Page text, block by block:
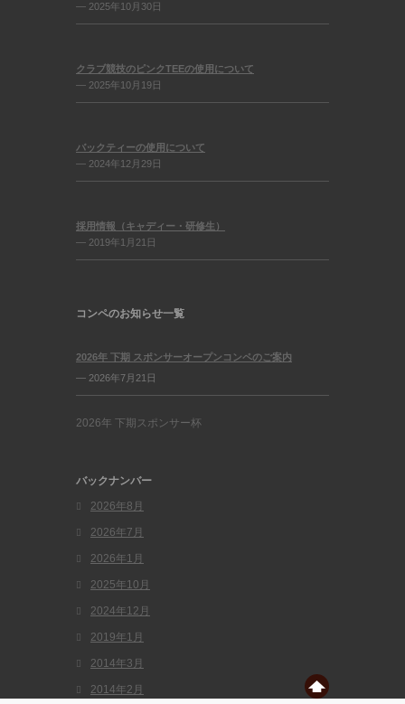
— 2025年10月30日
クラブ競技のピンクTEEの使用について
— 2025年10月19日
バックティーの使用について
— 2024年12月29日
採用情報（キャディー・研修生）
— 2019年1月21日
コンペのお知らせ一覧
2026年 下期 スポンサーオープンコンペのご案内
— 2026年7月21日
2026年 下期スポンサー杯
バックナンバー
2026年8月
2026年7月
2026年1月
2025年10月
2024年12月
2019年1月
2014年3月
2014年2月